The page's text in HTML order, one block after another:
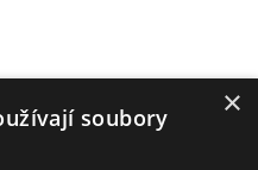
×
soubory